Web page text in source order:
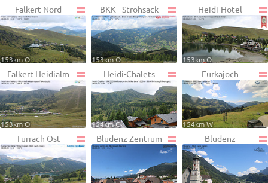
Falkert Nord
153km O
BKK - Strohsack
153km O
Heidi-Hotel
153km O
Falkert Heidialm
153km O
Heidi-Chalets
154km O
Furkajoch
154km W
Turrach Ost Bludenz Zentrum Bludenz